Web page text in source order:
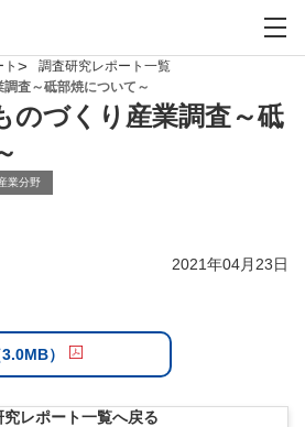
調査研究レポート一覧
査～砥部焼について～
のづくり産業調査～砥
業分野
2021年04月23日
）
究レポート一覧へ戻る